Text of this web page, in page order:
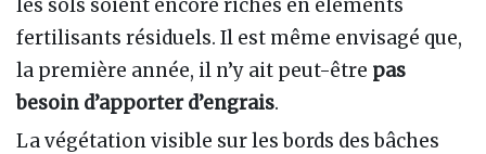
les sols soient encore riches en éléments
fertilisants résiduels. Il est même envisagé que,
la première année, il n’y ait peut-être pas
besoin d’apporter d’engrais.
La végétation visible sur les bords des bâches